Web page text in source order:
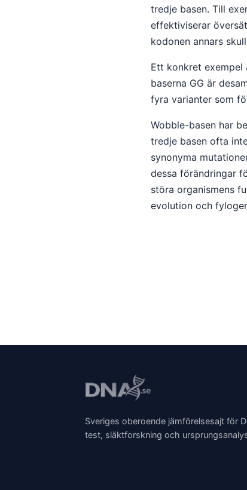
tredje basen. Till
effektiviserar
kodonen annars
Ett konkret exempel
baserna GG är
fyra varianter som
Wobble-basen har
tredje basen ofta
synonyma
dessa förändringar
störa organismens
evolution och
Sveriges oberoende jämförelsesajt för
test, släktforskning och